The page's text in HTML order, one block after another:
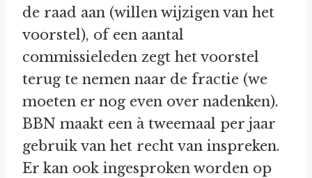
de raad aan (willen wijzigen van het
voorstel), of een aantal
commissieleden zegt het voorstel
terug te nemen naar de fractie (we
moeten er nog even over nadenken).
BBN maakt een à tweemaal per jaar
gebruik van het recht van inspreken.
Er kan ook ingesproken worden op